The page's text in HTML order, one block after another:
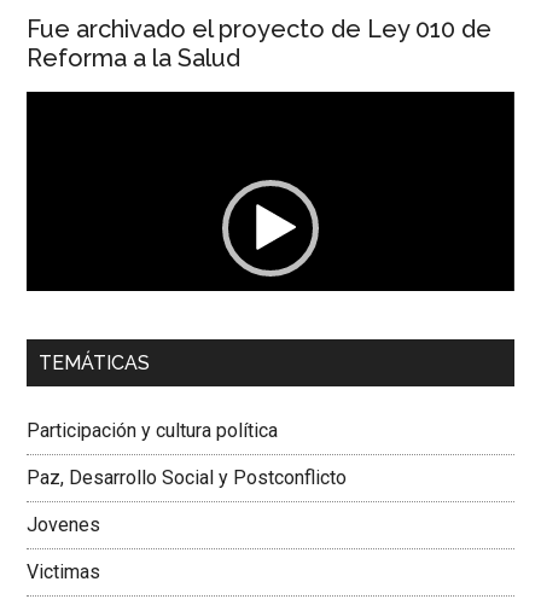
Fue archivado el proyecto de Ley 010 de
Reforma a la Salud
00:00 01:04
Dra. Carolina Corcho Mejía,Presidenta Corporación
Colombiana
TEMÁTICAS
Participación y cultura política
Paz, Desarrollo Social y Postconflicto
Jovenes
Victimas